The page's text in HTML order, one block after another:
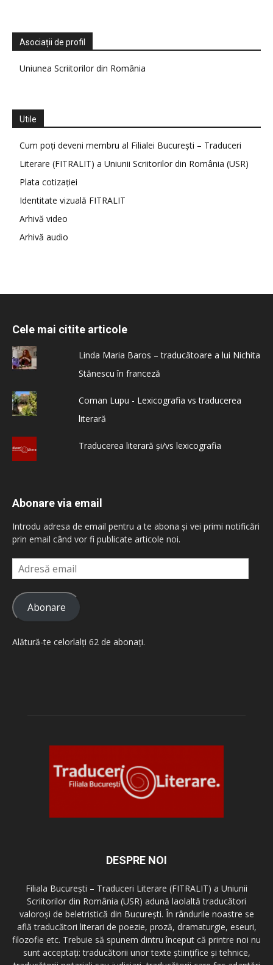
Asociații de profil
Uniunea Scriitorilor din România
Utile
Cum poți deveni membru al Filialei București – Traduceri
Literare (FITRALIT) a Uniunii Scriitorilor din România (USR)
Plata cotizației
Identitate vizuală FITRALIT
Arhivă video
Arhivă audio
Cele mai citite articole
Linda Maria Baros – traducătoare a lui Nichita
Stănescu în franceză
Coman Lupu - Lexicografia vs traducerea
literară
Traducerea literară și/vs lexicografia
Abonare via email
Introdu adresa de email pentru a te abona și vei primi notificări
prin email când vor fi publicate articole noi.
Adresă
email
Abonare
Alătură-te celorlalți 62 de abonați.
DESPRE NOI
Filiala București – Traduceri Literare (FITRALIT) a Uniunii
Scriitorilor din România (USR) adună laolaltă traducători
valoroși de beletristică din București. În rândurile noastre se
află traducători literari de poezie, proză, dramaturgie, eseuri,
filozofie etc. Trebuie să spunem dintru început că printre noi nu
sunt acceptați: traducătorii unor texte științifice și tehnice,